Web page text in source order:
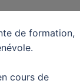
de formation,
cours de